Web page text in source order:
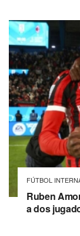
FÚTBOL
Ruben
a dos